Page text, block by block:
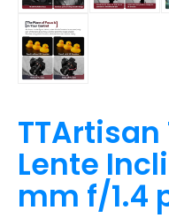
TTArtisan
Lente
mm f/1.4